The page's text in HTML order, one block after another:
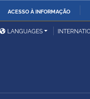
ACESSO À INFORMAÇÃO
das Relações
LANGUAGES